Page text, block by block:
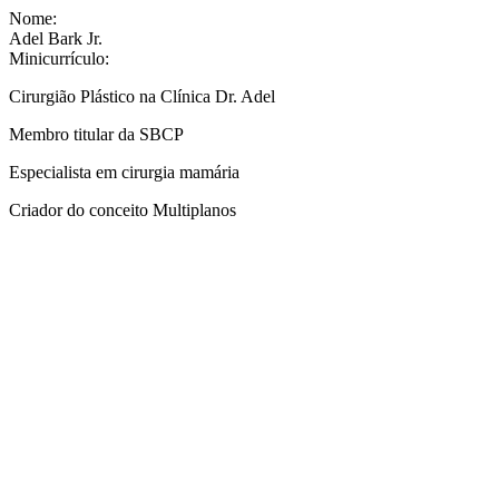
Nome:
Adel Bark Jr.
Minicurrículo:
Cirurgião Plástico na Clínica Dr. Adel
Membro titular da SBCP
Especialista em cirurgia mamária
Criador do conceito Multiplanos